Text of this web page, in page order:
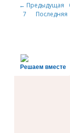
← Предыдущая
7
Последняя
Решаем вместе